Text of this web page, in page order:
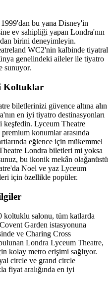
bu yana Disney'in
ev sahipliği yapan Londra'nın
birini deneyimleyin.
WC2'nin kalbinde tiyatral
genelindeki aileler ile tiyatro
sunuyor.
Koltuklar
biletlerinizi güvence altına alın
en iyi tiyatro destinasyonları
keşfedin. Lyceum Theatre
konumlar arasında
eğlence için mükemmel
Londra biletleri mi yoksa
bu ikonik mekân olağanüstü
Noel ve yaz Lyceum
için özellikle popüler.
koltuklu salonu, tüm katlarda
Garden istasyonuna
ve Charing Cross
Londra Lyceum Theatre,
kolay metro erişimi sağlıyor.
circle ve grand circle
fiyat aralığında en iyi